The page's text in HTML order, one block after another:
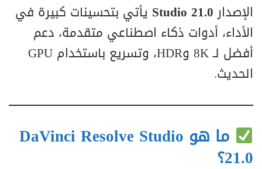
الإصدار21.0 Studio
يأتي بتحسينات كبيرة في
الأداء، أدوات ذكاء اصطناعي متقدمة، دعم
أفضل لـ 8K وHDR، وتسريع باستخدام GPU
الحديث.
ما هو DaVinci Resolve Studio
21.0؟